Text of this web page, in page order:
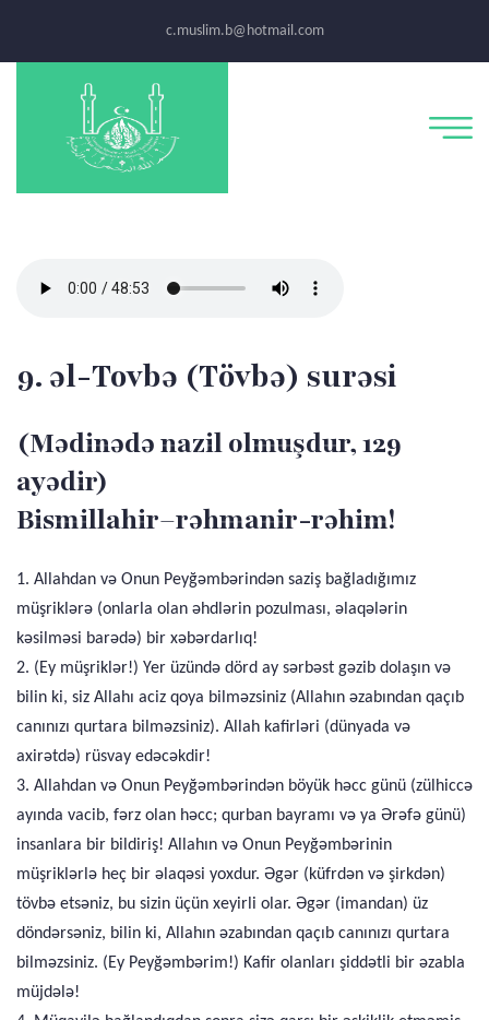
c.muslim.b@hotmail.com
9. əl-Tovbə (Tövbə) surəsi
(Mədinədə nazil olmuşdur, 129
ayədir)
Bismillahir–rəhmanir-rəhim!
1. Allahdan və Onun Peyğəmbərindən saziş bağladığımız
müşriklərə (onlarla olan əhdlərin pozulması, əlaqələrin
kəsilməsi barədə) bir xəbərdarlıq!
2. (Ey müşriklər!) Yer üzündə dörd ay sərbəst gəzib dolaşın və
bilin ki, siz Allahı aciz qoya bilməzsiniz (Allahın əzabından qaçıb
canınızı qurtara bilməzsiniz). Allah kafirləri (dünyada və
axirətdə) rüsvay edəcəkdir!
3. Allahdan və Onun Peyğəmbərindən böyük həcc günü (zülhiccə
ayında vacib, fərz olan həcc; qurban bayramı və ya Ərəfə günü)
insanlara bir bildiriş! Allahın və Onun Peyğəmbərinin
müşriklərlə heç bir əlaqəsi yoxdur. Əgər (küfrdən və şirkdən)
tövbə etsəniz, bu sizin üçün xeyirli olar. Əgər (imandan) üz
döndərsəniz, bilin ki, Allahın əzabından qaçıb canınızı qurtara
bilməzsiniz. (Ey Peyğəmbərim!) Kafir olanları şiddətli bir əzabla
müjdələ!